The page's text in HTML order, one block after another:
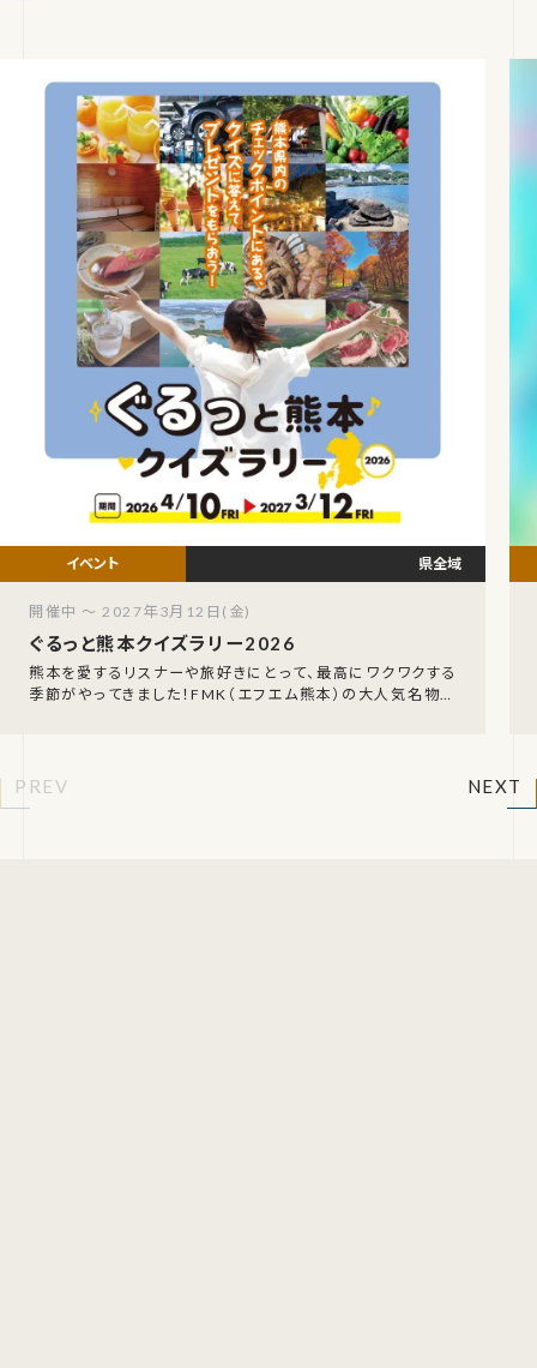
ぐるっと熊本クイズラリー2026
熊本を愛するリスナーや旅好きにとって、最高にワクワクする
季節がやってきました！FMK（エフエム熊本）の大人気名物企
県全域
開催中 ～ 2027年3月12日(金)
PREV NEXT